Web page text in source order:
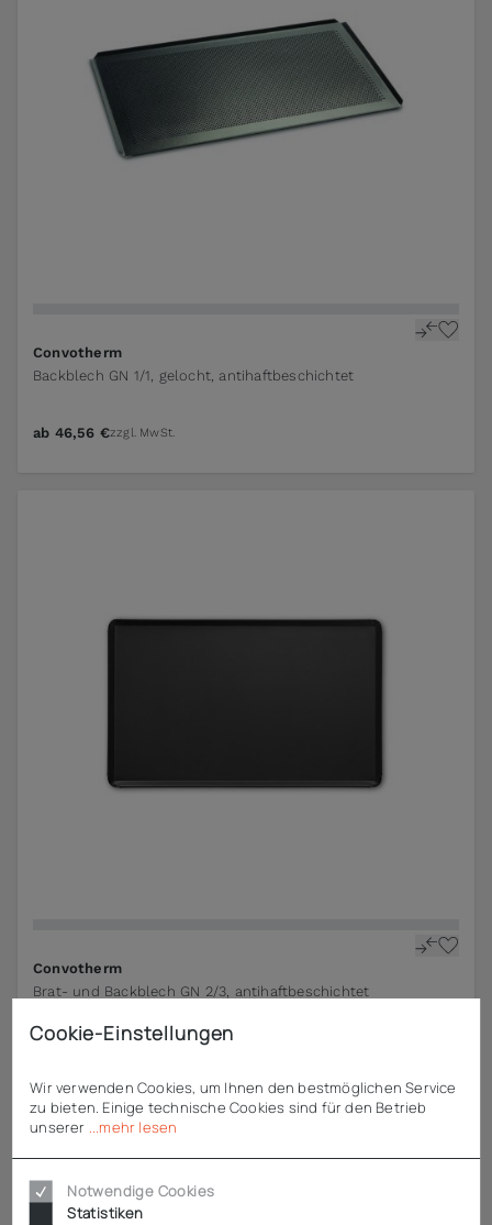
Convotherm
Backblech GN 1/1, gelocht, antihaftbeschichtet
ab 46,56 €zzgl. MwSt.
Convotherm
Brat- und Backblech GN 2/3, antihaftbeschichtet
Cookie-Einstellungen
Wir verwenden Cookies, um Ihnen den bestmöglichen Service
zu bieten. Einige technische Cookies sind für den Betrieb
unserer ...mehr lesen
Notwendige Cookies
Statistiken